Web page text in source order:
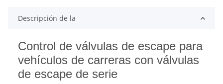
Descripción de la
Control de válvulas de escape para
vehículos de carreras con válvulas
de escape de serie